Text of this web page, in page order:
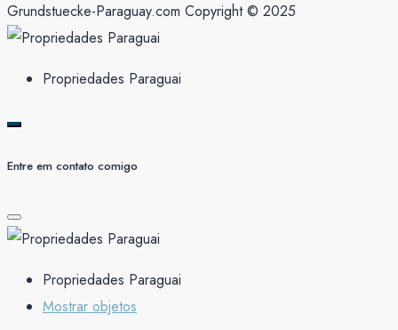
Grundstuecke-Paraguay.com Copyright © 2025
Propriedades Paraguai
Entre em contato comigo
Propriedades Paraguai
Mostrar objetos